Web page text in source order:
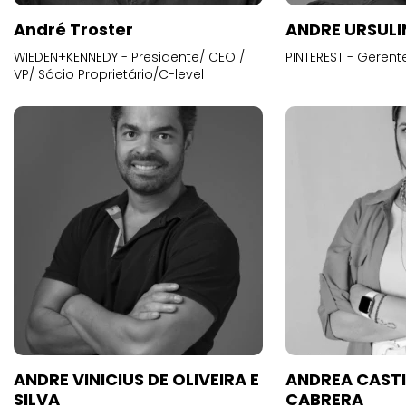
André Troster
WIEDEN+KENNEDY - Presidente/ CEO /
VP/ Sócio Proprietário/C-level
ANDRE
PINTEREST -
ANDRE VINICIUS DE OLIVEIRA E
SILVA
ANDREA
CABRERA